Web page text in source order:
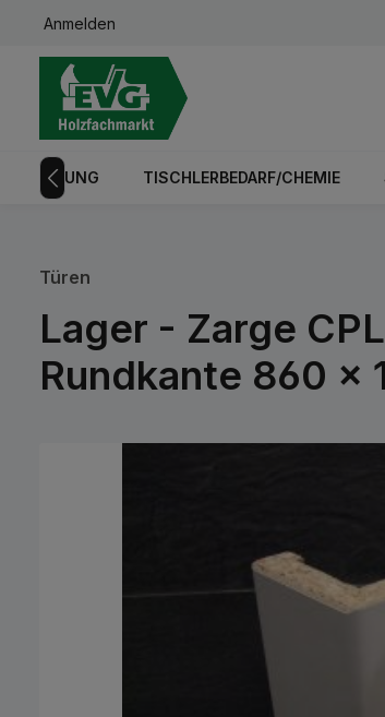
Zur Hauptnavigation springen
Anmelden
TISCHLERBEDARF/CHEMIE
Türen
Lager - Zarge
Rundkante 860 x